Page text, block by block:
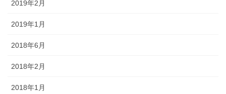
2019年2月
2019年1月
2018年6月
2018年2月
2018年1月